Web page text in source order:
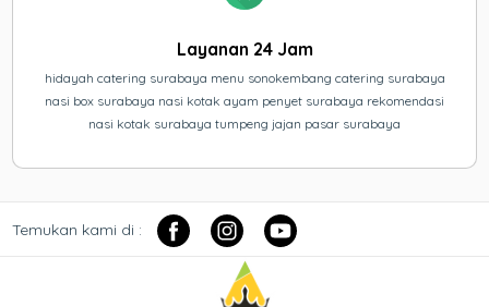
Layanan 24 Jam
hidayah catering surabaya menu sonokembang catering surabaya
nasi box surabaya nasi kotak ayam penyet surabaya rekomendasi
nasi kotak surabaya tumpeng jajan pasar surabaya
Temukan kami di :